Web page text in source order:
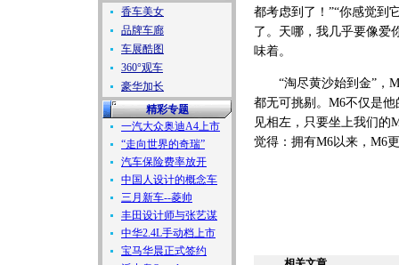
香车美女
品牌车廊
车展酷图
360°观车
豪华加长
精彩专题
一汽大众奥迪A4上市
“走向世界的奇瑞”
汽车保险费率放开
中国人设计的概念车
三月新车--菱帅
丰田设计师与张艺谋
中华2.4L手动档上市
宝马华晨正式签约
都考虑到了！”“你感觉到
了。天哪，我几乎要像爱
味着。
“淘尽黄沙始到金”，
都无可挑剔。M6不仅是
见相左，只要坐上我们的
觉得：拥有M6以来，M6